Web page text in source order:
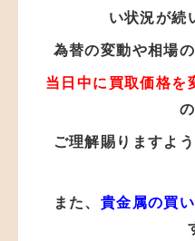
い状況が続
為替の変動や相場
当日中に買取価格を
ご理解賜りますよ
また、 貴金属の買